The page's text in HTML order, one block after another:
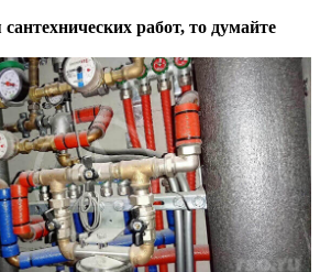
сантехнических работ, то думайте